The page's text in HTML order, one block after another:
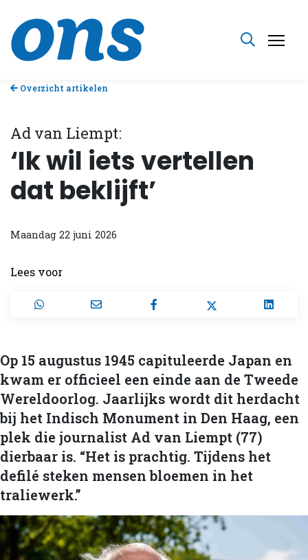
Overzicht artikelen
Ad van Liempt:
‘Ik wil iets vertellen
dat beklijft’
Maandag 22 juni 2026
Lees voor
Op 15 augustus 1945 capituleerde Japan en
kwam er officieel een einde aan de Tweede
Wereldoorlog. Jaarlijks wordt dit herdacht
bij het Indisch Monument in Den Haag, een
plek die journalist Ad van Liempt (77)
dierbaar is. “Het is prachtig. Tijdens het
defilé steken mensen bloemen in het
traliewerk.”